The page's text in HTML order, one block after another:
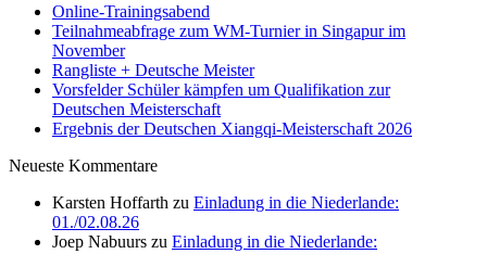
Online-Trainingsabend
Teilnahmeabfrage zum WM-Turnier in Singapur im
November
Rangliste + Deutsche Meister
Vorsfelder Schüler kämpfen um Qualifikation zur
Deutschen Meisterschaft
Ergebnis der Deutschen Xiangqi-Meisterschaft 2026
Neueste Kommentare
Karsten Hoffarth zu Einladung in die Niederlande:
01./02.08.26
Joep Nabuurs zu Einladung in die Niederlande: